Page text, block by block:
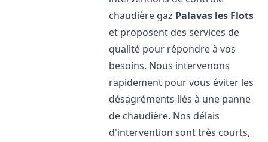
chaudière gaz Palavas les Flots
et proposent des services de
qualité pour répondre à vos
besoins. Nous intervenons
rapidement pour vous éviter les
désagréments liés à une panne
de chaudière. Nos délais
d'intervention sont très courts,